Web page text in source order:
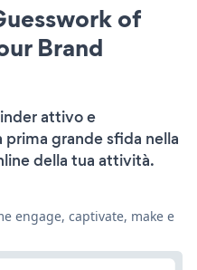
of
Brand
attivo e
grande sfida nella
della tua attività.
engage, captivate, make e